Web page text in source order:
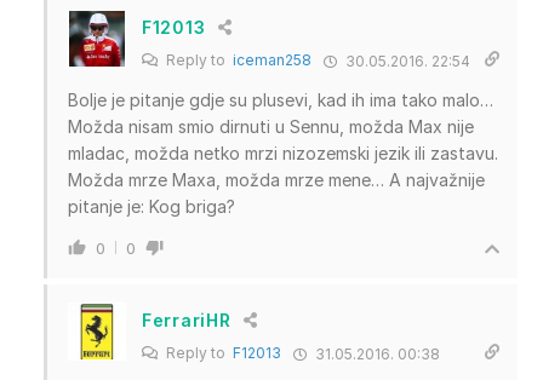
F12013
Reply to iceman258 30.05.2016. 22:54
Bolje je pitanje gdje su plusevi, kad ih ima tako malo…
Možda nisam smio dirnuti u Sennu, možda Max nije
mladac, možda netko mrzi nizozemski jezik ili zastavu.
Možda mrze Maxa, možda mrze mene… A najvažnije
pitanje je: Kog briga?
0 0
FerrariHR
Reply to F12013 31.05.2016. 00:38